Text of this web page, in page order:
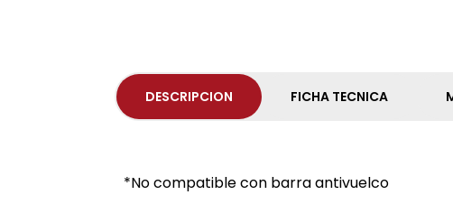
DESCRIPCION FICHA TECNICA
*No compatible con barra antivuelco